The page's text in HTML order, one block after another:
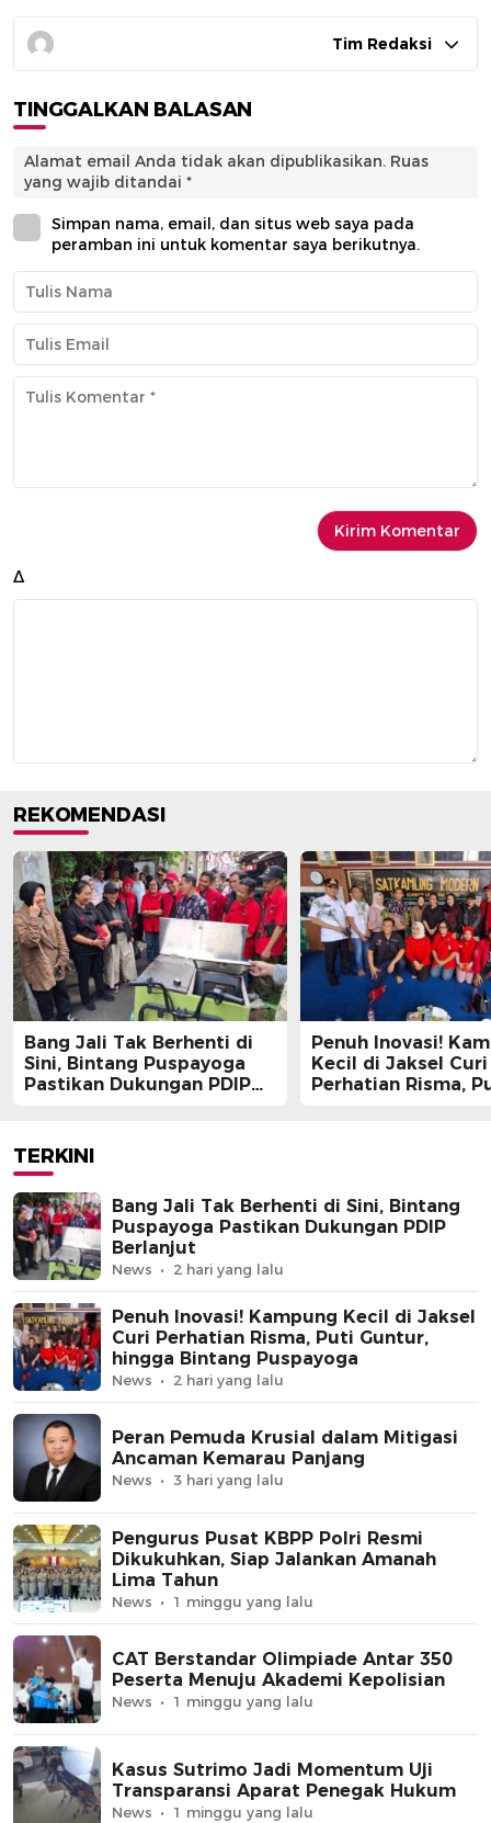
Tim Redaksi
TINGGALKAN BALASAN
Alamat email Anda tidak akan dipublikasikan. Ruas
yang wajib ditandai *
Simpan nama, email, dan situs web saya pada
peramban ini untuk komentar saya berikutnya.
Δ
REKOMENDASI
Bang Jali Tak Berhenti di
Sini, Bintang Puspayoga
Pastikan Dukungan PDIP
Penuh Inovasi!
Kecil di Jaksel Curi
Perhatian Risma,
TERKINI
Bang Jali Tak Berhenti di Sini, Bintang
Puspayoga Pastikan Dukungan PDIP
Berlanjut
News 2 hari yang lalu
Penuh Inovasi! Kampung Kecil di Jaksel
Curi Perhatian Risma, Puti Guntur,
hingga Bintang Puspayoga
News 2 hari yang lalu
Peran Pemuda Krusial dalam Mitigasi
Ancaman Kemarau Panjang
News 3 hari yang lalu
Pengurus Pusat KBPP Polri Resmi
Dikukuhkan, Siap Jalankan Amanah
Lima Tahun
News 1 minggu yang lalu
CAT Berstandar Olimpiade Antar 350
Peserta Menuju Akademi Kepolisian
News 1 minggu yang lalu
Kasus Sutrimo Jadi Momentum Uji
Transparansi Aparat Penegak Hukum
News 1 minggu yang lalu